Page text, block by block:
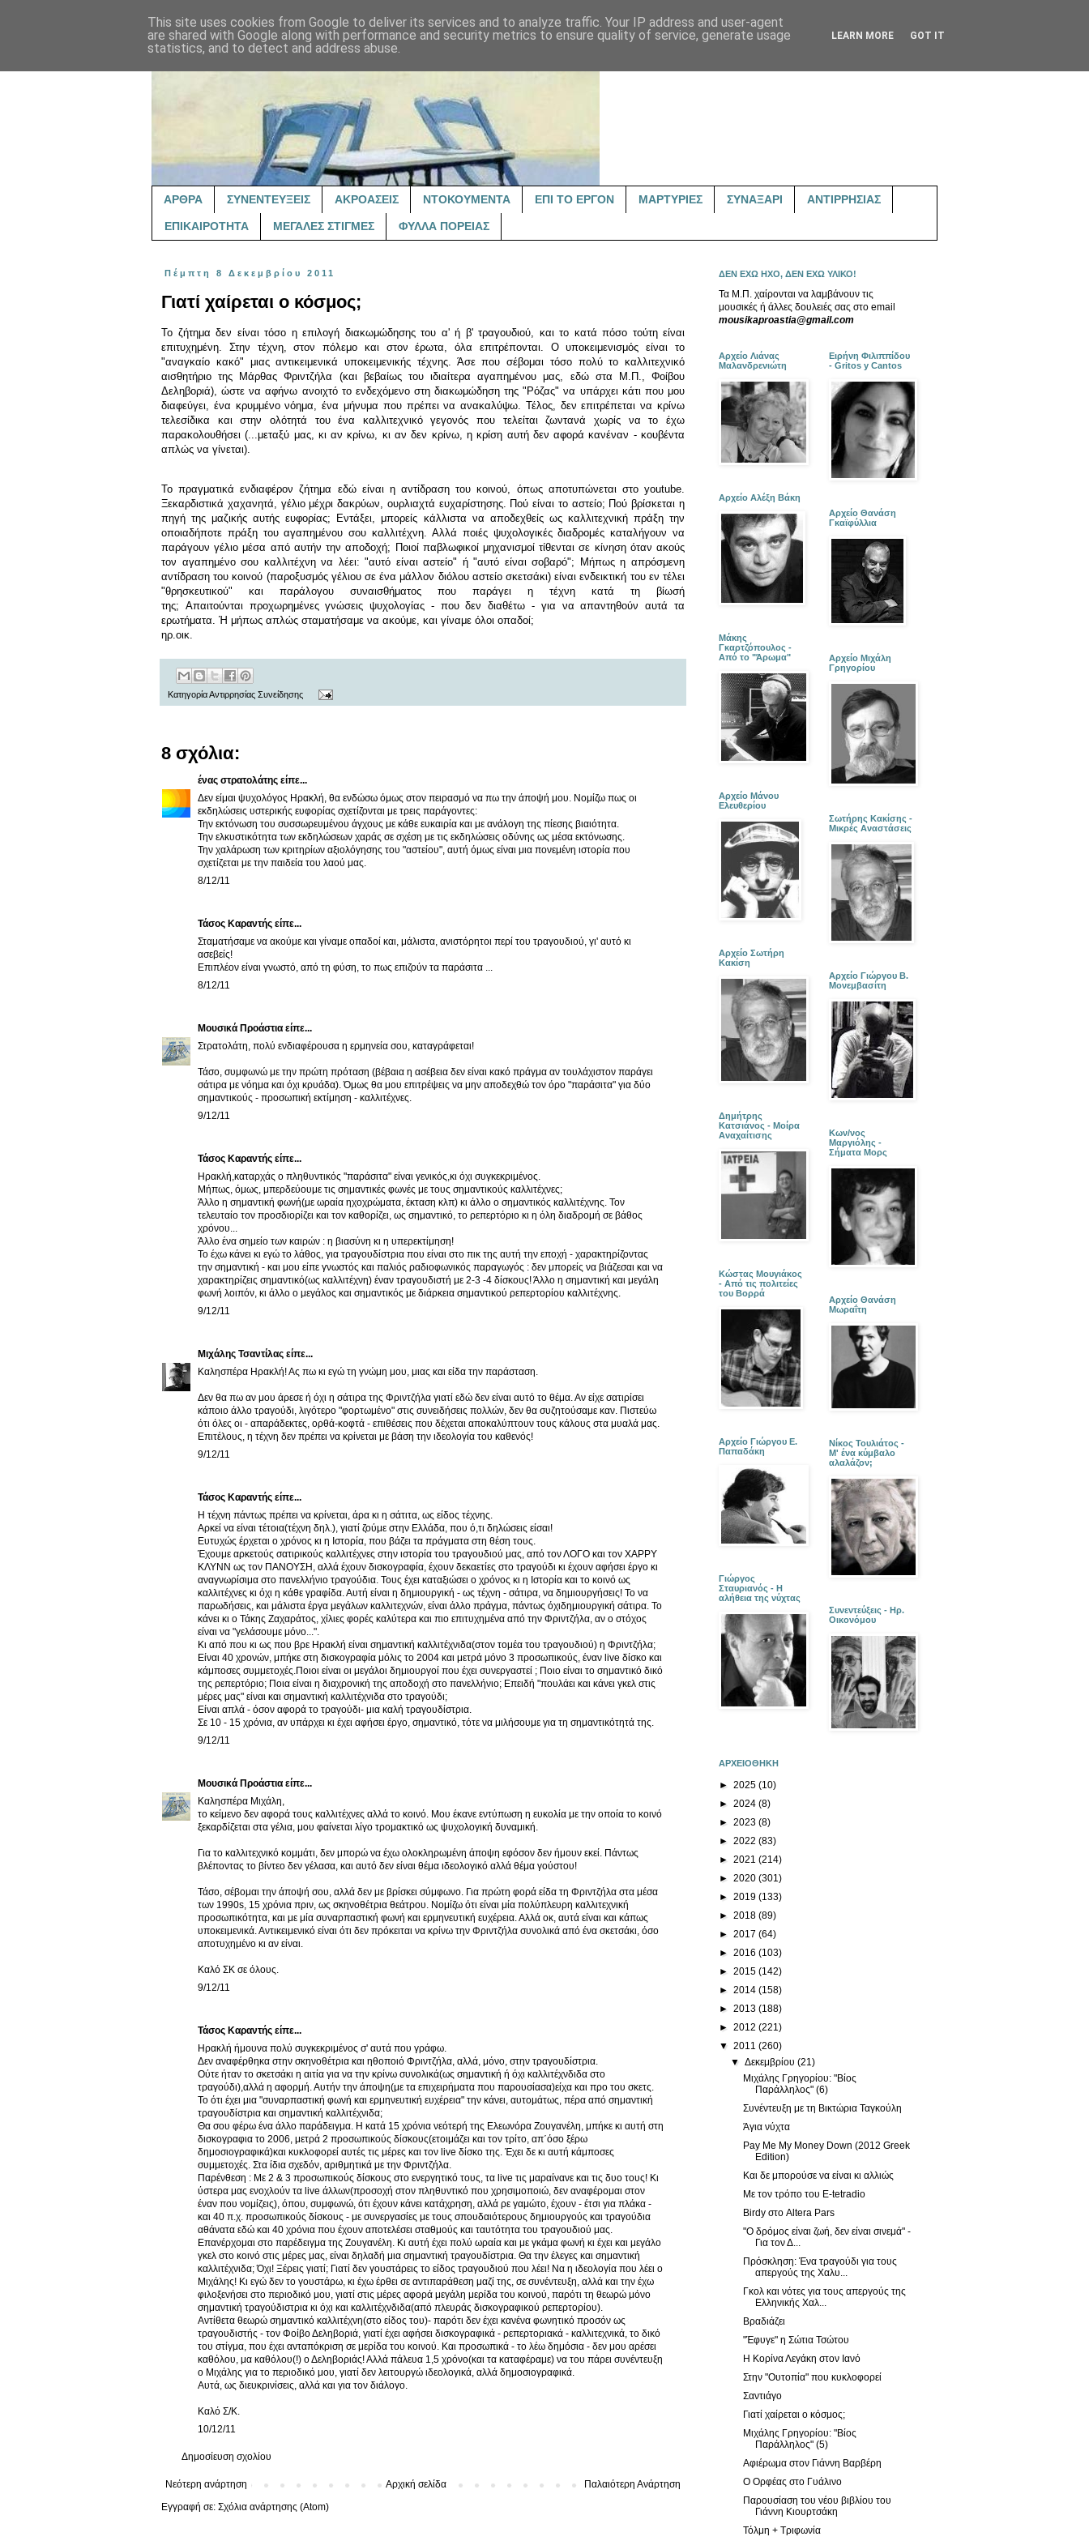
ΑΡΘΡΑ ΣΥΝΕΝΤΕΥΞΕΙΣ ΑΚΡΟΑΣΕΙΣ ΝΤΟΚΟΥΜΕΝΤΑ ΕΠΙ ΤΟ ΕΡΓΟΝ ΜΑΡΤΥΡΙΕΣ ΣΥΝΑΞΑΡΙ ΑΝΤΙΡΡΗΣΙΑΣ
ΕΠΙΚΑΙΡΟΤΗΤΑ ΜΕΓΑΛΕΣ ΣΤΙΓΜΕΣ ΦΥΛΛΑ ΠΟΡΕΙΑΣ
Πέμπτη 8 Δεκεμβρίου 2011
Γιατί χαίρεται ο κόσμος;
Το ζήτημα δεν είναι τόσο η επιλογή διακωμώδησης του α' ή β' τραγουδιού, και το κατά πόσο τούτη είναι
επιτυχημένη. Στην τέχνη, στον πόλεμο και στον έρωτα, όλα επιτρέπονται. Ο υποκειμενισμός είναι το
"αναγκαίο κακό" μιας αντικειμενικά υποκειμενικής τέχνης. Άσε που σέβομαι τόσο πολύ το καλλιτεχνικό
αισθητήριο της Μάρθας Φριντζήλα (και βεβαίως του ιδιαίτερα αγαπημένου μας, εδώ στα Μ.Π., Φοίβου
Δεληβοριά), ώστε να αφήνω ανοιχτό το ενδεχόμενο στη διακωμώδηση της "Ρόζας" να υπάρχει κάτι που μου
διαφεύγει, ένα κρυμμένο νόημα, ένα μήνυμα που πρέπει να ανακαλύψω. Τέλος, δεν επιτρέπεται να κρίνω
τελεσίδικα και στην ολότητά του ένα καλλιτεχνικό γεγονός που τελείται ζωντανά χωρίς να το έχω
παρακολουθήσει (...μεταξύ μας, κι αν κρίνω, κι αν δεν κρίνω, η κρίση αυτή δεν αφορά κανέναν - κουβέντα
απλώς να γίνεται).
Το πραγματικά ενδιαφέρον ζήτημα εδώ είναι η αντίδραση του κοινού, όπως αποτυπώνεται στο youtube.
Ξεκαρδιστικά χαχανητά, γέλιο μέχρι δακρύων, ουρλιαχτά ευχαρίστησης. Πού είναι το αστείο; Πού βρίσκεται η
πηγή της μαζικής αυτής ευφορίας; Εντάξει, μπορείς κάλλιστα να αποδεχθείς ως καλλιτεχνική πράξη την
οποιαδήποτε πράξη του αγαπημένου σου καλλιτέχνη. Αλλά ποιές ψυχολογικές διαδρομές καταλήγουν να
παράγουν γέλιο μέσα από αυτήν την αποδοχή; Ποιοί παβλωφικοί μηχανισμοί τίθενται σε κίνηση όταν ακούς
τον αγαπημένο σου καλλιτέχνη να λέει: "αυτό είναι αστείο" ή "αυτό είναι σοβαρό"; Μήπως η απρόσμενη
αντίδραση του κοινού (παροξυσμός γέλιου σε ένα μάλλον διόλου αστείο σκετσάκι) είναι ενδεικτική του εν τέλει
"θρησκευτικού" και παράλογου συναισθήματος που παράγει η τέχνη κατά τη βίωσή
της; Απαιτούνται προχωρημένες γνώσεις ψυχολογίας - που δεν διαθέτω - για να απαντηθούν αυτά τα
ερωτήματα. Ή μήπως απλώς σταματήσαμε να ακούμε, και γίναμε όλοι οπαδοί;
ηρ.οικ.
ΚατηγορίαΑντιρρησίας Συνείδησης
8 σχόλια:
ένας στρατολάτης είπε...
Δεν είμαι ψυχολόγος Ηρακλή, θα ενδώσω όμως στον πειρασμό να πω την άποψή μου. Νομίζω πως οι
εκδηλώσεις υστερικής ευφορίας σχετίζονται με τρεις παράγοντες:
Την εκτόνωση του συσσωρευμένου άγχους με κάθε ευκαιρία και με ανάλογη της πίεσης βιαιότητα.
Την ελκυστικότητα των εκδηλώσεων χαράς σε σχέση με τις εκδηλώσεις οδύνης ως μέσα εκτόνωσης.
Την χαλάρωση των κριτηρίων αξιολόγησης του "αστείου", αυτή όμως είναι μια πονεμένη ιστορία που
σχετίζεται με την παιδεία του λαού μας.
8/12/11
Τάσος Καραντής είπε...
Σταματήσαμε να ακούμε και γίναμε οπαδοί και, μάλιστα, ανιστόρητοι περί του τραγουδιού, γι' αυτό κι
ασεβείς!
Επιπλέον είναι γνωστό, από τη φύση, το πως επιζούν τα παράσιτα ...
8/12/11
Μουσικά Προάστια είπε...
Στρατολάτη, πολύ ενδιαφέρουσα η ερμηνεία σου, καταγράφεται!
Τάσο, συμφωνώ με την πρώτη πρόταση (βέβαια η ασέβεια δεν είναι κακό πράγμα αν τουλάχιστον παράγει
σάτιρα με νόημα και όχι κρυάδα). Όμως θα μου επιτρέψεις να μην αποδεχθώ τον όρο "παράσιτα" για δύο
σημαντικούς - προσωπική εκτίμηση - καλλιτέχνες.
9/12/11
Τάσος Καραντής είπε...
Ηρακλή,καταρχάς ο πληθυντικός "παράσιτα" είναι γενικός,κι όχι συγκεκριμένος.
Μήπως, όμως, μπερδεύουμε τις σημαντικές φωνές με τους σημαντικούς καλλιτέχνες;
Άλλο η σημαντική φωνή(με ωραία ηχοχρώματα, έκταση κλπ) κι άλλο ο σημαντικός καλλιτέχνης. Τον
τελευταίο τον προσδιορίζει και τον καθορίζει, ως σημαντικό, το ρεπερτόριο κι η όλη διαδρομή σε βάθος
χρόνου...
Άλλο ένα σημείο των καιρών : η βιασύνη κι η υπερεκτίμηση!
Το έχω κάνει κι εγώ το λάθος, για τραγουδίστρια που είναι στο πικ της αυτή την εποχή - χαρακτηρίζοντας
την σημαντική - και μου είπε γνωστός και παλιός ραδιοφωνικός παραγωγός : δεν μπορείς να βιάζεσαι και να
χαρακτηρίζεις σημαντικό(ως καλλιτέχνη) έναν τραγουδιστή με 2-3 -4 δίσκους! Άλλο η σημαντική και μεγάλη
φωνή λοιπόν, κι άλλο ο μεγάλος και σημαντικός με διάρκεια σημαντικού ρεπερτορίου καλλιτέχνης.
9/12/11
Μιχάλης Τσαντίλας είπε...
Καλησπέρα Ηρακλή! Ας πω κι εγώ τη γνώμη μου, μιας και είδα την παράσταση.
Δεν θα πω αν μου άρεσε ή όχι η σάτιρα της Φριντζήλα γιατί εδώ δεν είναι αυτό το θέμα. Αν είχε σατιρίσει
κάποιο άλλο τραγούδι, λιγότερο "φορτωμένο" στις συνειδήσεις πολλών, δεν θα συζητούσαμε καν. Πιστεύω
ότι όλες οι - απαράδεκτες, ορθά-κοφτά - επιθέσεις που δέχεται αποκαλύπτουν τους κάλους στα μυαλά μας.
Επιτέλους, η τέχνη δεν πρέπει να κρίνεται με βάση την ιδεολογία του καθενός!
9/12/11
Τάσος Καραντής είπε...
Η τέχνη πάντως πρέπει να κρίνεται, άρα κι η σάτιτα, ως είδος τέχνης.
Αρκεί να είναι τέτοια(τέχνη δηλ.), γιατί ζούμε στην Ελλάδα, που ό,τι δηλώσεις είσαι!
Ευτυχώς έρχεται ο χρόνος κι η Ιστορία, που βάζει τα πράγματα στη θέση τους.
Έχουμε αρκετούς σατιρικούς καλλιτέχνες στην ιστορία του τραγουδιού μας, από τον ΛΟΓΟ και τον ΧΑΡΡΥ
ΚΛΥΝΝ ως τον ΠΑΝΟΥΣΗ, αλλά έχουν δισκογραφία, έχουν δεκαετίες στο τραγούδι κι έχουν αφήσει έργο κι
αναγνωρίσιμα στο πανελλήνιο τραγούδια. Τους έχει καταξιώσει ο χρόνος κι η Ιστορία και το κοινό ως
καλλιτέχνες κι όχι η κάθε γραφίδα. Αυτή είναι η δημιουργική - ως τέχνη - σάτιρα, να δημιουργήσεις! Το να
παρωδήσεις, και μάλιστα έργα μεγάλων καλλιτεχνών, είναι άλλο πράγμα, πάντως όχιδημιουργική σάτιρα. Το
κάνει κι ο Τάκης Ζαχαράτος, χίλιες φορές καλύτερα και πιο επιτυχημένα από την Φριντζήλα, αν ο στόχος
είναι να "γελάσουμε μόνο...".
Κι από που κι ως που βρε Ηρακλή είναι σημαντική καλλιτέχνιδα(στον τομέα του τραγουδιού) η Φριντζήλα;
Είναι 40 χρονών, μπήκε στη δισκογραφία μόλις το 2004 και μετρά μόνο 3 προσωπικούς, έναν live δίσκο και
κάμποσες συμμετοχές.Ποιοι είναι οι μεγάλοι δημιουργοί που έχει συνεργαστεί ; Ποιο είναι το σημαντικό δικό
της ρεπερτόριο; Ποια είναι η διαχρονική της αποδοχή στο πανελλήνιο; Επειδή "πουλάει και κάνει γκελ στις
μέρες μας" είναι και σημαντική καλλιτέχνιδα στο τραγούδι;
Είναι απλά - όσον αφορά το τραγούδι- μια καλή τραγουδίστρια.
Σε 10 - 15 χρόνια, αν υπάρχει κι έχει αφήσει έργο, σημαντικό, τότε να μιλήσουμε για τη σημαντικότητά της.
9/12/11
Μουσικά Προάστια είπε...
Καλησπέρα Μιχάλη,
το κείμενο δεν αφορά τους καλλιτέχνες αλλά το κοινό. Μου έκανε εντύπωση η ευκολία με την οποία το κοινό
ξεκαρδίζεται στα γέλια, μου φαίνεται λίγο τρομακτικό ως ψυχολογική δυναμική.
Για το καλλιτεχνικό κομμάτι, δεν μπορώ να έχω ολοκληρωμένη άποψη εφόσον δεν ήμουν εκεί. Πάντως
βλέποντας το βίντεο δεν γέλασα, και αυτό δεν είναι θέμα ιδεολογικό αλλά θέμα γούστου!
Τάσο, σέβομαι την άποψή σου, αλλά δεν με βρίσκει σύμφωνο. Για πρώτη φορά είδα τη Φριντζήλα στα μέσα
των 1990s, 15 χρόνια πριν, ως σκηνοθέτρια θεάτρου. Νομίζω ότι είναι μία πολύπλευρη καλλιτεχνική
προσωπικότητα, και με μία συναρπαστική φωνή και ερμηνευτική ευχέρεια. Αλλά οκ, αυτά είναι και κάπως
υποκειμενικά. Αντικειμενικό είναι ότι δεν πρόκειται να κρίνω την Φριντζήλα συνολικά από ένα σκετσάκι, όσο
αποτυχημένο κι αν είναι.
Καλό ΣΚ σε όλους.
9/12/11
Τάσος Καραντής είπε...
Ηρακλή ήμουνα πολύ συγκεκριμένος σ' αυτά που γράφω.
Δεν αναφέρθηκα στην σκηνοθέτρια και ηθοποιό Φριντζήλα, αλλά, μόνο, στην τραγουδίστρια.
Ούτε ήταν το σκετσάκι η αιτία για να την κρίνω συνολικά(ως σημαντική ή όχι καλλιτέχνδιδα στο
τραγούδι),αλλά η αφορμή. Αυτήν την άποψη(με τα επιχειρήματα που παρουσίασα)είχα και προ του σκετς.
Το ότι έχει μια "συναρπαστική φωνή και ερμηνευτική ευχέρεια" την κάνει, αυτομάτως, πέρα από σημαντική
τραγουδίστρια και σημαντική καλλιτέχνιδα;
Θα σου φέρω ένα άλλο παράδειγμα. Η κατά 15 χρόνια νεότερή της Ελεωνόρα Ζουγανέλη, μπήκε κι αυτή στη
δισκογραφια το 2006, μετρά 2 προσωπικούς δίσκους(ετοιμάζει και τον τρίτο, απ΄όσο ξέρω
δημοσιογραφικά)και κυκλοφορεί αυτές τις μέρες και τον live δίσκο της. Έχει δε κι αυτή κάμποσες
συμμετοχές. Στα ίδια σχεδόν, αριθμητικά με την Φριντζήλα.
Παρένθεση : Με 2 & 3 προσωπικούς δίσκους στο ενεργητικό τους, τα live τις μαραίνανε και τις δυο τους! Κι
ύστερα μας ενοχλούν τα live άλλων(προσοχή στον πληθυντικό που χρησιμοποιώ, δεν αναφέρομαι στον
έναν που νομίζεις), όπου, συμφωνώ, ότι έχουν κάνει κατάχρηση, αλλά ρε γαμώτο, έχουν - έτσι για πλάκα -
και 40 π.χ. προσωπικούς δίσκους - με συνεργασίες με τους σπουδαιότερους δημιουργούς και τραγούδια
αθάνατα εδώ και 40 χρόνια που έχουν αποτελέσει σταθμούς και ταυτότητα του τραγουδιού μας.
Επανέρχομαι στο παρέδειγμα της Ζουγανέλη. Κι αυτή έχει πολύ ωραία και με γκάμα φωνή κι έχει και μεγάλο
γκελ στο κοινό στις μέρες μας, είναι δηλαδή μια σημαντική τραγουδίστρια. Θα την έλεγες και σημαντική
καλλιτέχνιδα; Όχι! Ξέρεις γιατί; Γιατί δεν γουστάρεις το είδος τραγουδιού που λέει! Να η ιδεολογία που λέει ο
Μιχάλης! Κι εγώ δεν το γουστάρω, κι έχω έρθει σε αντιπαράθεση μαζί της, σε συνέντευξη, αλλά και την έχω
φιλοξενήσει στο περιοδικό μου, γιατί στις μέρες αφορά μεγάλη μερίδα του κοινού, παρότι τη θεωρώ μόνο
σημαντική τραγούδιστρια κι όχι και καλλιτέχνδιδα(από πλευράς δισκογραφικού ρεπερτορίου).
Αντίθετα θεωρώ σημαντικό καλλιτέχνη(στο είδος του)- παρότι δεν έχει κανένα φωνητικό προσόν ως
τραγουδιστής - τον Φοίβο Δεληβοριά, γιατί έχει αφήσει δισκογραφικά - ρεπερτοριακά - καλλιτεχνικά, το δικό
του στίγμα, που έχει ανταπόκριση σε μερίδα του κοινού. Και προσωπικά - το λέω δημόσια - δεν μου αρέσει
καθόλου, μα καθόλου(!) ο Δεληβοριάς! Αλλά πάλευα 1,5 χρόνο(και τα καταφέραμε) να του πάρει συνέντευξη
ο Μιχάλης για το περιοδικό μου, γιατί δεν λειτουργώ ιδεολογικά, αλλά δημοσιογραφικά.
Αυτά, ως διευκρινίσεις, αλλά και για τον διάλογο.
Καλό Σ/Κ.
10/12/11
Δημοσίευση σχολίου
Νεότερη ανάρτηση Παλαιότερη Ανάρτηση
Αρχική σελίδα
Εγγραφή σε: Σχόλια ανάρτησης (Atom)
ΔΕΝ ΕΧΩ ΗΧΟ, ΔΕΝ ΕΧΩ ΥΛΙΚΟ!
Τα Μ.Π. χαίρονται να λαμβάνουν τις
μουσικές ή άλλες δουλειές σας στο email
mousikaproastia@gmail.com
Αρχείο Λιάνας
Μαλανδρενιώτη
Αρχείο Αλέξη Βάκη
Μάκης
Γκαρτζόπουλος -
Από το "Άρωμα"
Αρχείο Μάνου
Ελευθερίου
Αρχείο Σωτήρη
Κακίση
Δημήτρης
Κατσιάνος - Μοίρα
Αναχαίτισης
Κώστας Μουγιάκος
- Από τις πολιτείες
του Βορρά
Αρχείο Γιώργου Ε.
Παπαδάκη
Γιώργος
Σταυριανός - Η
αλήθεια της νύχτας
Ειρήνη Φιλιππίδου
- Gritos y Cantos
Αρχείο Θανάση
Γκαϊφύλλια
Αρχείο Μιχάλη
Γρηγορίου
Σωτήρης Κακίσης -
Μικρές Αναστάσεις
Αρχείο Γιώργου Β.
Μονεμβασίτη
Κων/νος
Μαργιόλης -
Σήματα Μορς
Αρχείο Θανάση
Μωραΐτη
Νίκος Τουλιάτος -
Μ' ένα κύμβαλο
αλαλάζον;
Συνεντεύξεις - Ηρ.
Οικονόμου
ΑΡΧΕΙΟΘΗΚΗ
► 2025 (10)
► 2024 (8)
► 2023 (8)
► 2022 (83)
► 2021 (214)
► 2020 (301)
► 2019 (133)
► 2018 (89)
► 2017 (64)
► 2016 (103)
► 2015 (142)
► 2014 (158)
► 2013 (188)
► 2012 (221)
▼ 2011 (260)
▼Δεκεμβρίου(21)
Μιχάλης Γρηγορίου: "Βίος
Παράλληλος" (6)
Συνέντευξη με τη Βικτώρια Ταγκούλη
Άγια νύχτα
Pay Me My Money Down (2012 Greek
Edition)
Και δε μπορούσε να είναι κι αλλιώς
Με τον τρόπο του E-tetradio
Birdy στο Altera Pars
"Ο δρόμος είναι ζωή, δεν είναι σινεμά" -
Για τον Δ...
Πρόσκληση: Ένα τραγούδι για τους
απεργούς της Χαλυ...
Γκολ και νότες για τους απεργούς της
Ελληνικής Χαλ...
Βραδιάζει
"Έφυγε" η Σώτια Τσώτου
Η Κορίνα Λεγάκη στον Ιανό
Στην "Ουτοπία" που κυκλοφορεί
Σαντιάγο
Γιατί χαίρεται ο κόσμος;
Μιχάλης Γρηγορίου: "Βίος
Παράλληλος" (5)
Αφιέρωμα στον Γιάννη Βαρβέρη
Ο Ορφέας στο Γυάλινο
Παρουσίαση του νέου βιβλίου του
Γιάννη Κιουρτσάκη
Τόλμη + Τριφωνία
This site uses cookies from Google to deliver its services and to analyze traffic. Your IP address and user-agent
are shared with Google along with performance and security metrics to ensure quality of service, generate usage
statistics, and to detect and address abuse.
LEARN MORE GOT IT